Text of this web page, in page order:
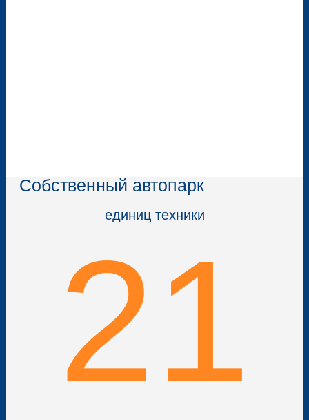
Собственный автопарк
единиц техники
21